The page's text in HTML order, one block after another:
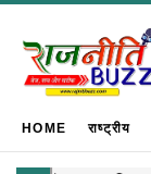
HOME राष्ट्रीय